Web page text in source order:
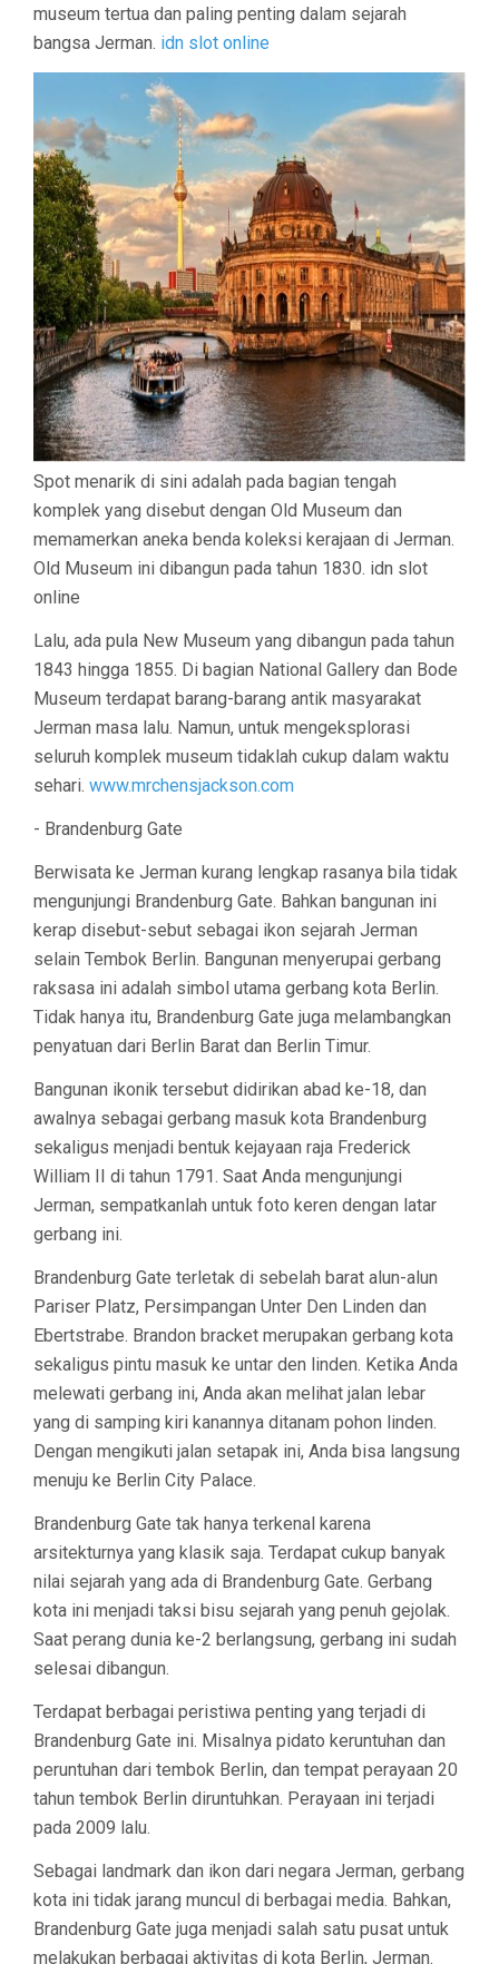
museum tertua dan paling penting dalam sejarah
bangsa Jerman. idn slot online
Spot menarik di sini adalah pada bagian tengah
komplek yang disebut dengan Old Museum dan
memamerkan aneka benda koleksi kerajaan di Jerman.
Old Museum ini dibangun pada tahun 1830. idn slot
online
Lalu, ada pula New Museum yang dibangun pada tahun
1843 hingga 1855. Di bagian National Gallery dan Bode
Museum terdapat barang-barang antik masyarakat
Jerman masa lalu. Namun, untuk mengeksplorasi
seluruh komplek museum tidaklah cukup dalam waktu
sehari. www.mrchensjackson.com
- Brandenburg Gate
Berwisata ke Jerman kurang lengkap rasanya bila tidak
mengunjungi Brandenburg Gate. Bahkan bangunan ini
kerap disebut-sebut sebagai ikon sejarah Jerman
selain Tembok Berlin. Bangunan menyerupai gerbang
raksasa ini adalah simbol utama gerbang kota Berlin.
Tidak hanya itu, Brandenburg Gate juga melambangkan
penyatuan dari Berlin Barat dan Berlin Timur.
Bangunan ikonik tersebut didirikan abad ke-18, dan
awalnya sebagai gerbang masuk kota Brandenburg
sekaligus menjadi bentuk kejayaan raja Frederick
William II di tahun 1791. Saat Anda mengunjungi
Jerman, sempatkanlah untuk foto keren dengan latar
gerbang ini.
Brandenburg Gate terletak di sebelah barat alun-alun
Pariser Platz, Persimpangan Unter Den Linden dan
Ebertstrabe. Brandon bracket merupakan gerbang kota
sekaligus pintu masuk ke untar den linden. Ketika Anda
melewati gerbang ini, Anda akan melihat jalan lebar
yang di samping kiri kanannya ditanam pohon linden.
Dengan mengikuti jalan setapak ini, Anda bisa langsung
menuju ke Berlin City Palace.
Brandenburg Gate tak hanya terkenal karena
arsitekturnya yang klasik saja. Terdapat cukup banyak
nilai sejarah yang ada di Brandenburg Gate. Gerbang
kota ini menjadi taksi bisu sejarah yang penuh gejolak.
Saat perang dunia ke-2 berlangsung, gerbang ini sudah
selesai dibangun.
Terdapat berbagai peristiwa penting yang terjadi di
Brandenburg Gate ini. Misalnya pidato keruntuhan dan
peruntuhan dari tembok Berlin, dan tempat perayaan 20
tahun tembok Berlin diruntuhkan. Perayaan ini terjadi
pada 2009 lalu.
Sebagai landmark dan ikon dari negara Jerman, gerbang
kota ini tidak jarang muncul di berbagai media. Bahkan,
Brandenburg Gate juga menjadi salah satu pusat untuk
melakukan berbagai aktivitas di kota Berlin, Jerman.